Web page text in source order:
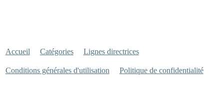
Accueil Catégories Lignes directrices
Conditions générales d'utilisation Politique de confidentialité